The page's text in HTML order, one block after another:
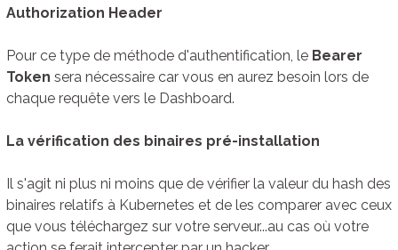
Authorization Header
Pour ce type de méthode d'authentification, le Bearer
Token sera nécessaire car vous en aurez besoin lors de
chaque requête vers le Dashboard.
La vérification des binaires pré-installation
Il s'agit ni plus ni moins que de vérifier la valeur du hash des
binaires relatifs à Kubernetes et de les comparer avec ceux
que vous téléchargez sur votre serveur...au cas où votre